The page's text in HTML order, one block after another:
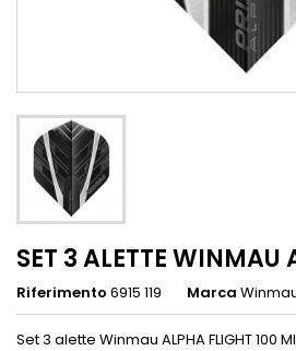
SET 3 ALETTE WINMAU
Riferimento 6915 119 Marca
Set 3 alette Winmau ALPHA FLIGHT 100